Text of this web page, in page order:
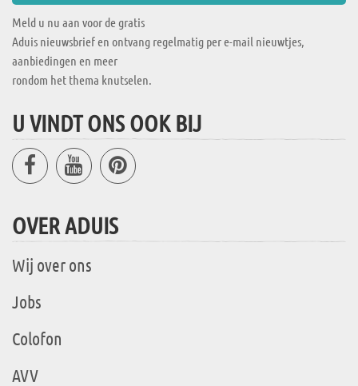
Meld u nu aan voor de gratis
Aduis nieuwsbrief en ontvang regelmatig per e-mail nieuwtjes,
aanbiedingen en meer
rondom het thema knutselen.
U VINDT ONS OOK BIJ
OVER ADUIS
Wij over ons
Jobs
Colofon
AVV